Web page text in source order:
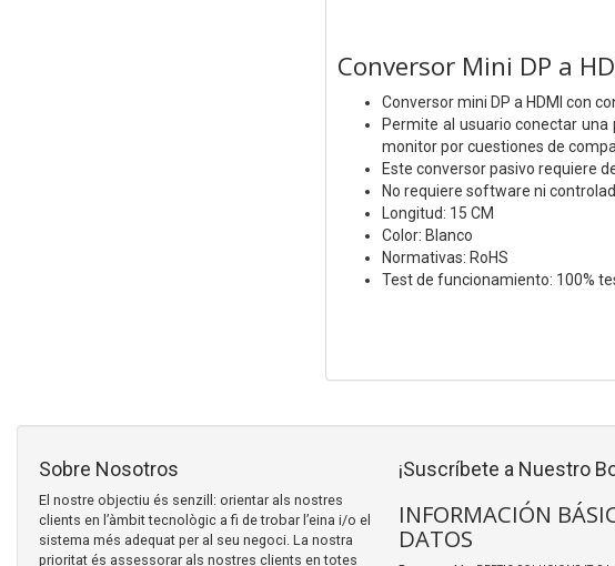
Conversor Mini DP a
Conversor mini DP a HDMI con
Permite al usuario conectar una
monitor por cuestiones de
Este conversor pasivo requiere
No requiere software ni
Longitud: 15 CM
Color: Blanco
Normativas: RoHS
Test de funcionamiento: 100%
Sobre Nosotros
El nostre objectiu és senzill: orientar als nostres
clients en l’àmbit tecnològic a fi de trobar l’eina i/o el
sistema més adequat per al seu negoci. La nostra
prioritat és assessorar als nostres clients en totes
¡Suscríbete a Nuestro
INFORMACIÓN
DATOS